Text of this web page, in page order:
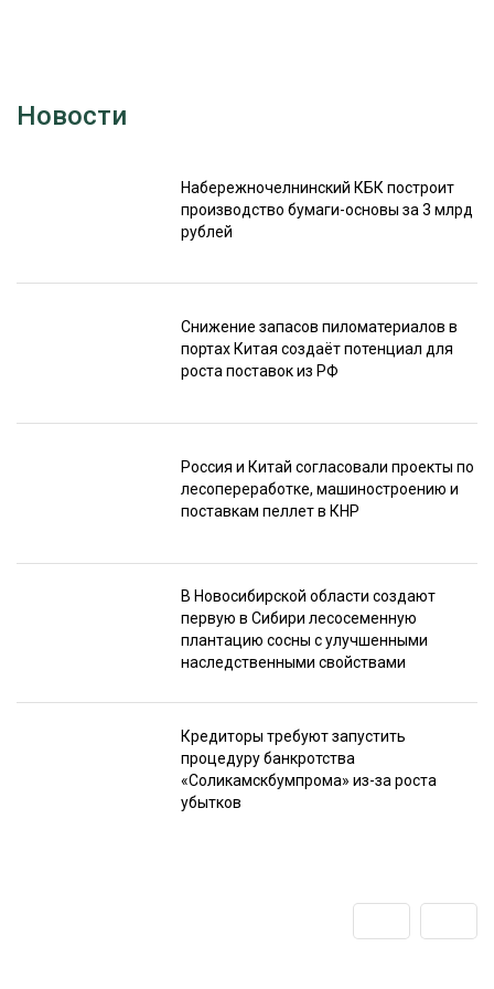
Новости
Набережночелнинский КБК построит
производство бумаги-основы за 3 млрд
рублей
Снижение запасов пиломатериалов в
портах Китая создаёт потенциал для
роста поставок из РФ
Россия и Китай согласовали проекты по
лесопереработке, машиностроению и
поставкам пеллет в КНР
В Новосибирской области создают
первую в Сибири лесосеменную
плантацию сосны с улучшенными
наследственными свойствами
Кредиторы требуют запустить
процедуру банкротства
«Соликамскбумпрома» из-за роста
убытков